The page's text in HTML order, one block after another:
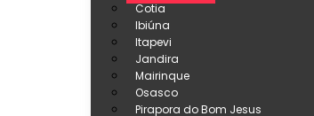
Cotia
Ibiúna
Itapevi
Jandira
Mairinque
Osasco
Pirapora do Bom Jesus